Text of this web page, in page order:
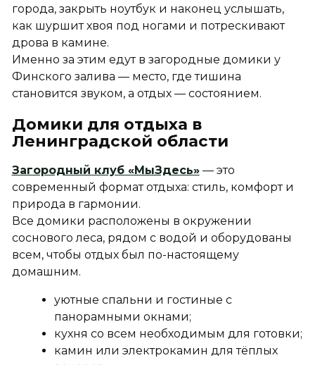
города, закрыть ноутбук и наконец услышать,
как шуршит хвоя под ногами и потрескивают
дрова в камине.
Именно за этим едут в загородные домики у
Финского залива — место, где тишина
становится звуком, а отдых — состоянием.
Домики для отдыха в
Ленинградской области
Загородный клуб «МыЗдесь»— это
современный формат отдыха: стиль, комфорт и
природа в гармонии.
Все домики расположены в окружении
соснового леса, рядом с водой и оборудованы
всем, чтобы отдых был по-настоящему
домашним.
уютные спальни и гостиные с
панорамными окнами;
кухня со всем необходимым для готовки;
камин или электрокамин для тёплых